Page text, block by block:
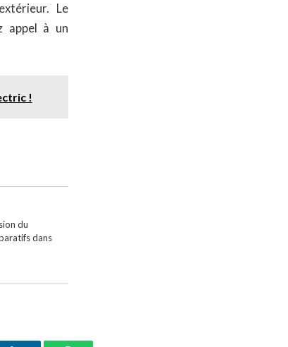
Le
appel à un
!
du
dans